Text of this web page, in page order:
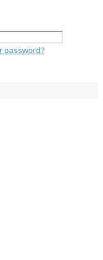
password?